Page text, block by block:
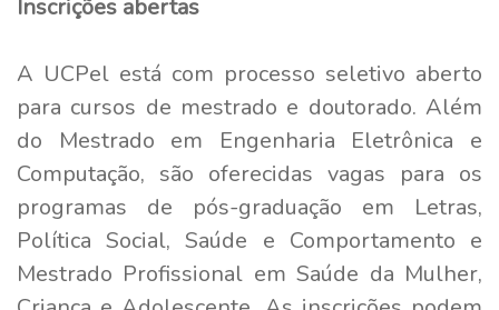
Inscrições abertas
A UCPel está com processo seletivo aberto
para cursos de mestrado e doutorado. Além
do Mestrado em Engenharia Eletrônica e
Computação, são oferecidas vagas para os
programas de pós-graduação em Letras,
Política Social, Saúde e Comportamento e
Mestrado Profissional em Saúde da Mulher,